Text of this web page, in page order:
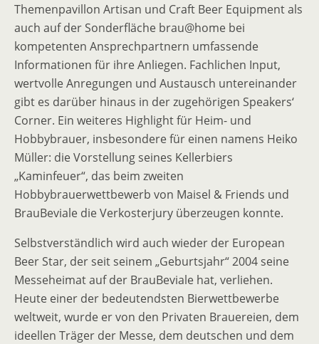
Themenpavillon Artisan und Craft Beer Equipment als
auch auf der Sonderfläche brau@home bei
kompetenten Ansprechpartnern umfassende
Informationen für ihre Anliegen. Fachlichen Input,
wertvolle Anregungen und Austausch untereinander
gibt es darüber hinaus in der zugehörigen Speakers‘
Corner. Ein weiteres Highlight für Heim- und
Hobbybrauer, insbesondere für einen namens Heiko
Müller: die Vorstellung seines Kellerbiers
„Kaminfeuer“, das beim zweiten
Hobbybrauerwettbewerb von Maisel & Friends und
BrauBeviale die Verkosterjury überzeugen konnte.
Selbstverständlich wird auch wieder der European
Beer Star, der seit seinem „Geburtsjahr“ 2004 seine
Messeheimat auf der BrauBeviale hat, verliehen.
Heute einer der bedeutendsten Bierwettbewerbe
weltweit, wurde er von den Privaten Brauereien, dem
ideellen Träger der Messe, dem deutschen und dem